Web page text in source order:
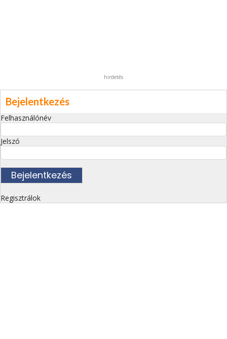
hirdetés
Bejelentkezés
Felhasználónév
Jelszó
Regisztrálok